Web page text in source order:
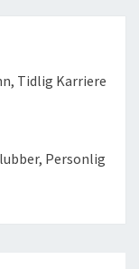
Tidlig Karriere
Personlig